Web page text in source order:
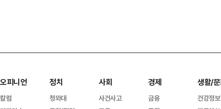
오피니언
칼럼
정치
청와대
사회
사건사고
경제
금융
생활/
건강정보